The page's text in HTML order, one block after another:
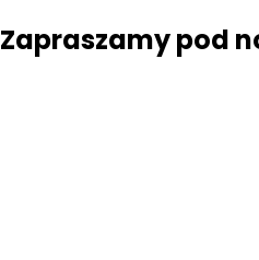
Zapraszamy pod